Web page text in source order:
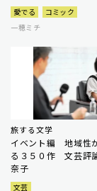
愛でる
コミック
一穂ミチ
旅する文学
イベント編 地域性
る３５０作 文芸評
奈子
文芸